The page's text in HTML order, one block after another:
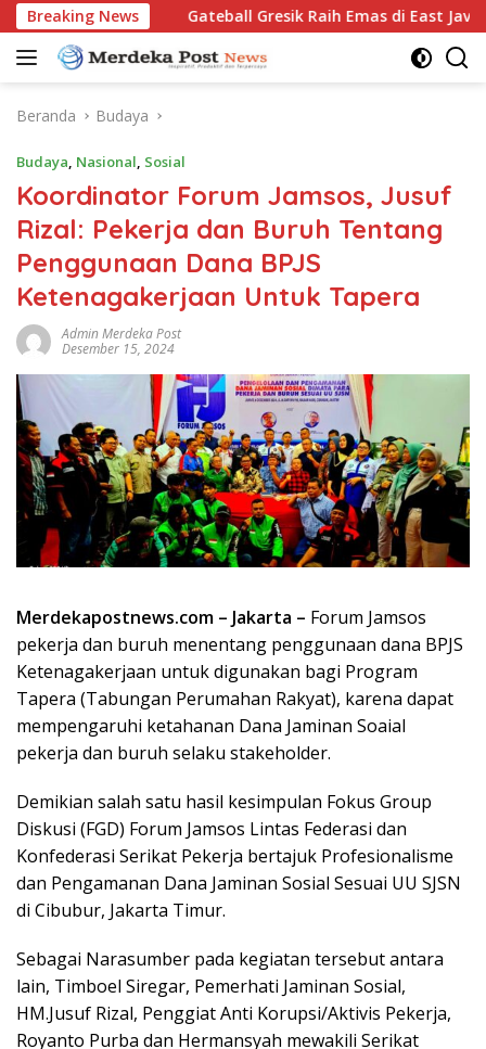
Langsung
ke
konten
Breaking News
2026 Gateball Gresik Raih Emas di East Java Youth
Beranda Budaya
Budaya, Nasional, Sosial
Koordinator Forum Jamsos, Jusuf
Rizal: Pekerja dan Buruh Tentang
Penggunaan Dana BPJS
Ketenagakerjaan Untuk Tapera
Admin Merdeka Post
Desember 15, 2024
Merdekapostnews.com – Jakarta – Forum Jamsos
pekerja dan buruh menentang penggunaan dana BPJS
Ketenagakerjaan untuk digunakan bagi Program
Tapera (Tabungan Perumahan Rakyat), karena dapat
mempengaruhi ketahanan Dana Jaminan Soaial
pekerja dan buruh selaku stakeholder.
Demikian salah satu hasil kesimpulan Fokus Group
Diskusi (FGD) Forum Jamsos Lintas Federasi dan
Konfederasi Serikat Pekerja bertajuk Profesionalisme
dan Pengamanan Dana Jaminan Sosial Sesuai UU SJSN
di Cibubur, Jakarta Timur.
Sebagai Narasumber pada kegiatan tersebut antara
lain, Timboel Siregar, Pemerhati Jaminan Sosial,
HM.Jusuf Rizal, Penggiat Anti Korupsi/Aktivis Pekerja,
Royanto Purba dan Hermansyah mewakili Serikat